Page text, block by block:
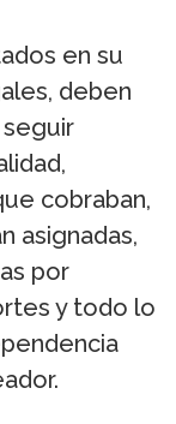
en su
deben
cobraban,
asignadas,
por
y todo lo